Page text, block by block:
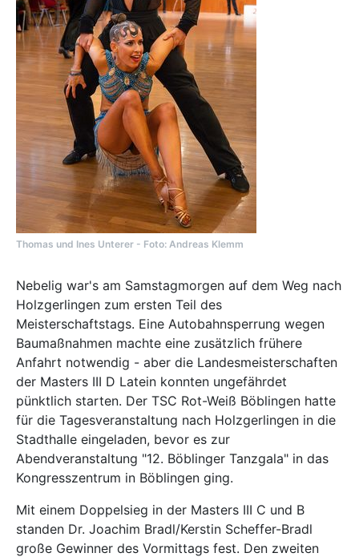
Thomas und Ines Unterer - Foto: Andreas Klemm
Nebelig war's am Samstagmorgen auf dem Weg nach
Holzgerlingen zum ersten Teil des
Meisterschaftstags. Eine Autobahnsperrung wegen
Baumaßnahmen machte eine zusätzlich frühere
Anfahrt notwendig - aber die Landesmeisterschaften
der Masters III D Latein konnten ungefährdet
pünktlich starten. Der TSC Rot-Weiß Böblingen hatte
für die Tagesveranstaltung nach Holzgerlingen in die
Stadthalle eingeladen, bevor es zur
Abendveranstaltung "12. Böblinger Tanzgala" in das
Kongresszentrum in Böblingen ging.
Mit einem Doppelsieg in der Masters III C und B
standen Dr. Joachim Bradl/Kerstin Scheffer-Bradl
große Gewinner des Vormittags fest. Den zweiten